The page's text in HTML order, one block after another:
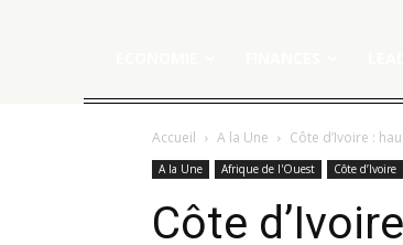
Accueil A la Une Côte d’Ivoire :
A la Une Afrique de l'Ouest Côte d’Ivoire
Côte